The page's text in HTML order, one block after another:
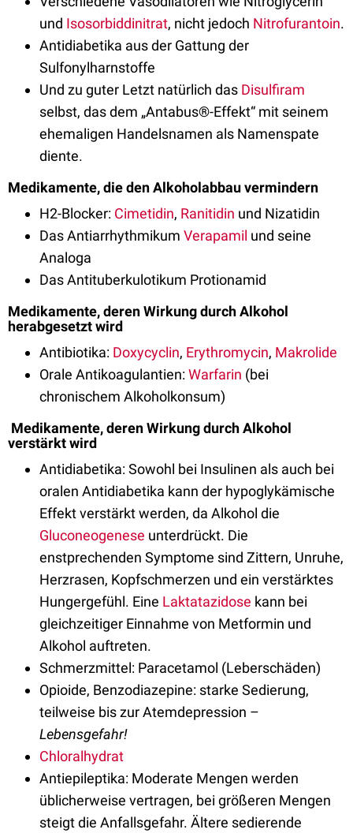
und Isosorbiddinitrat, nicht jedoch Nitrofurantoin.
Antidiabetika aus der Gattung der
Sulfonylharnstoffe
Und zu guter Letzt natürlich das Disulfiram
selbst, das dem „Antabus®-Effekt“ mit seinem
ehemaligen Handelsnamen als Namenspate
diente.
Medikamente, die den Alkoholabbau vermindern
H2-Blocker: Cimetidin, Ranitidin und Nizatidin
Das Antiarrhythmikum Verapamil und seine
Analoga
Das Antituberkulotikum Protionamid
Medikamente, deren Wirkung durch Alkohol
herabgesetzt wird
Antibiotika: Doxycyclin, Erythromycin, Makrolide
Orale Antikoagulantien:Warfarin (bei
chronischem Alkoholkonsum)
Medikamente, deren Wirkung durch Alkohol
verstärkt wird
Antidiabetika: Sowohl bei Insulinen als auch bei
oralen Antidiabetika kann der hypoglykämische
Effekt verstärkt werden, da Alkohol die
Gluconeogenese unterdrückt. Die
enstprechenden Symptome sind Zittern, Unruhe,
Herzrasen, Kopfschmerzen und ein verstärktes
Hungergefühl. Eine Laktatazidose kann bei
gleichzeitiger Einnahme von Metformin und
Alkohol auftreten.
Schmerzmittel: Paracetamol (Leberschäden)
Opioide, Benzodiazepine: starke Sedierung,
teilweise bis zur Atemdepression –
Lebensgefahr!
Chloralhydrat
Antiepileptika: Moderate Mengen werden
üblicherweise vertragen, bei größeren Mengen
steigt die Anfallsgefahr. Ältere sedierende